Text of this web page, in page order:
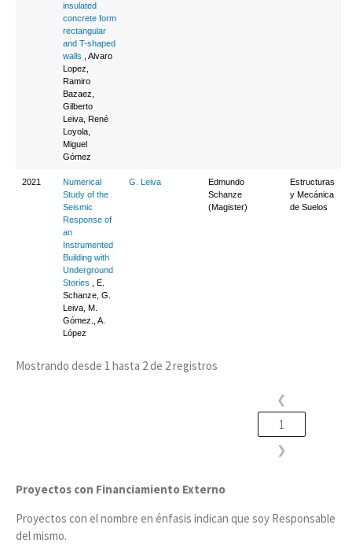
insulated
concrete form
rectangular
and T-shaped
walls , Alvaro
Lopez,
Ramiro
Bazaez,
Gilberto
Leiva, René
Loyola,
Miguel
Gómez
2021
Numerical
Study of the
Seismic
Response of
an
Instrumented
Building with
Underground
Stories , E.
Schanze, G.
Leiva, M.
Gómez., A.
López
G. Leiva
Edmundo
Schanze
(Magister)
Estructuras
y Mecánica
de Suelos
Mostrando desde 1 hasta 2 de 2 registros
❮
1
❯
Proyectos con Financiamiento Externo
Proyectos con el nombre en énfasis indican que soy Responsable
del mismo.